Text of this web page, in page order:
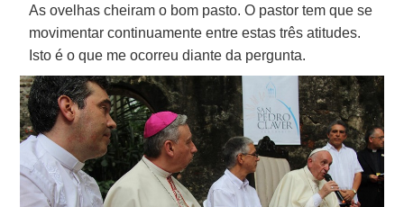
As ovelhas cheiram o bom pasto. O pastor tem que se
movimentar continuamente entre estas três atitudes.
Isto é o que me ocorreu diante da pergunta.